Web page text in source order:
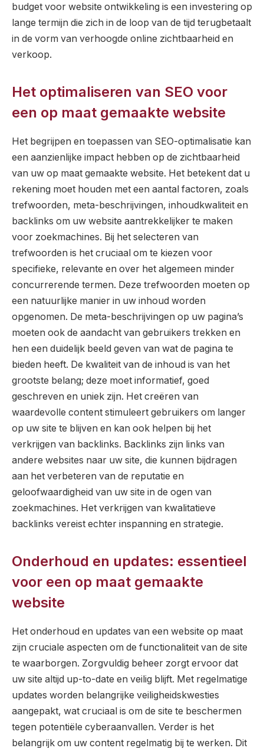
budget voor website ontwikkeling is een investering op
lange termijn die zich in de loop van de tijd terugbetaalt
in de vorm van verhoogde online zichtbaarheid en
verkoop.
Het optimaliseren van SEO voor
een op maat gemaakte website
Het begrijpen en toepassen van SEO-optimalisatie kan
een aanzienlijke impact hebben op de zichtbaarheid
van uw op maat gemaakte website. Het betekent dat u
rekening moet houden met een aantal factoren, zoals
trefwoorden, meta-beschrijvingen, inhoudkwaliteit en
backlinks om uw website aantrekkelijker te maken
voor zoekmachines. Bij het selecteren van
trefwoorden is het cruciaal om te kiezen voor
specifieke, relevante en over het algemeen minder
concurrerende termen. Deze trefwoorden moeten op
een natuurlijke manier in uw inhoud worden
opgenomen. De meta-beschrijvingen op uw pagina’s
moeten ook de aandacht van gebruikers trekken en
hen een duidelijk beeld geven van wat de pagina te
bieden heeft. De kwaliteit van de inhoud is van het
grootste belang; deze moet informatief, goed
geschreven en uniek zijn. Het creëren van
waardevolle content stimuleert gebruikers om langer
op uw site te blijven en kan ook helpen bij het
verkrijgen van backlinks. Backlinks zijn links van
andere websites naar uw site, die kunnen bijdragen
aan het verbeteren van de reputatie en
geloofwaardigheid van uw site in de ogen van
zoekmachines. Het verkrijgen van kwalitatieve
backlinks vereist echter inspanning en strategie.
Onderhoud en updates: essentieel
voor een op maat gemaakte
website
Het onderhoud en updates van een website op maat
zijn cruciale aspecten om de functionaliteit van de site
te waarborgen. Zorgvuldig beheer zorgt ervoor dat
uw site altijd up-to-date en veilig blijft. Met regelmatige
updates worden belangrijke veiligheidskwesties
aangepakt, wat cruciaal is om de site te beschermen
tegen potentiële cyberaanvallen. Verder is het
belangrijk om uw content regelmatig bij te werken. Dit